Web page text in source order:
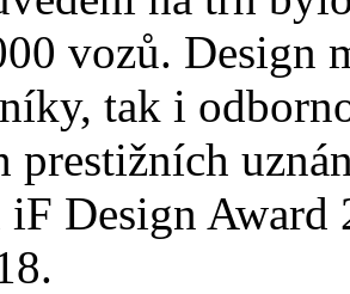
vozů. Design
tak i
prestižních
iF Design